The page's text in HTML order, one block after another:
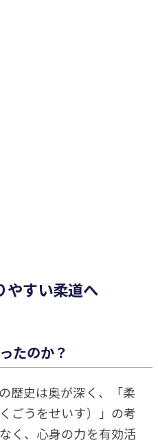
やすい柔道へ
たのか？
歴史は奥が深く、「柔
ごうをせいす）」の考
く、心身の力を有効活